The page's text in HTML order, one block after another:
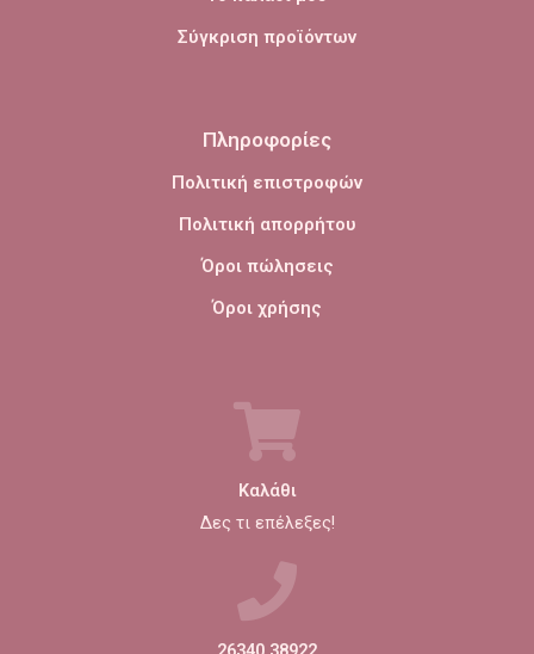
Σύγκριση προϊόντων
Πληροφορίες
Πολιτική επιστροφών
Πολιτική απορρήτου
Όροι πώλησεις
Όροι χρήσης
Καλάθι
Δες τι επέλεξες!